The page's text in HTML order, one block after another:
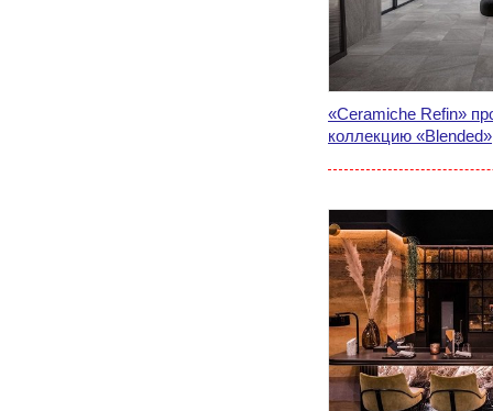
«Ceramiche Refin»
коллекцию «Blended»